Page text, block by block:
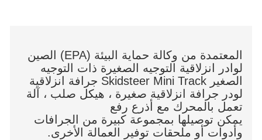
المعتمدة من وكالة حماية البيئة (EPA) الصين
لوادر انزلاقية التوجيه الصغيرة ذات التوجيه
الصغير Skidsteer Mini Track جرافة انزلاقية
لودر جرافة انزلاقية صغيرة ، هيكل صلب ، آلة
تعمل بالمحرك مع أذرع رفع
يمكن توصيلها بمجموعة كبيرة من الجرافات
وأدوات أو ملحقات توفير العمالة الأخرى.